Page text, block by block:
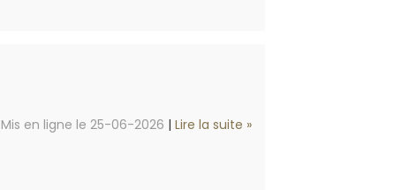
Mis en ligne le 25-06-2026 |Lire la suite »